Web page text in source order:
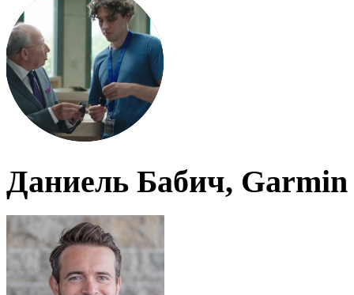
Даниель Бабич, Garmin